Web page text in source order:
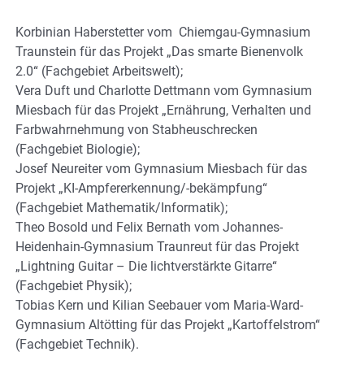
Korbinian Haberstetter vom Chiemgau-Gymnasium
Traunstein für das Projekt „Das smarte Bienenvolk
2.0“ (Fachgebiet Arbeitswelt);
Vera Duft und Charlotte Dettmann vom Gymnasium
Miesbach für das Projekt „Ernährung, Verhalten und
Farbwahrnehmung von Stabheuschrecken
(Fachgebiet Biologie);
Josef Neureiter vom Gymnasium Miesbach für das
Projekt „KI-Ampfererkennung/-bekämpfung“
(Fachgebiet Mathematik/Informatik);
Theo Bosold und Felix Bernath vom Johannes-
Heidenhain-Gymnasium Traunreut für das Projekt
„Lightning Guitar – Die lichtverstärkte Gitarre“
(Fachgebiet Physik);
Tobias Kern und Kilian Seebauer vom Maria-Ward-
Gymnasium Altötting für das Projekt „Kartoffelstrom“
(Fachgebiet Technik).